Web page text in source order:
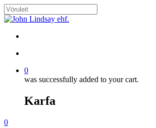
Skip
to
content
Close
0
was successfully added to your cart.
Karfa
Menu
search
account
0